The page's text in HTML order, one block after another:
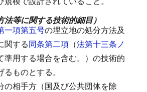
法等に関する技術的細目）
一項第五号の埋立地の処分方法及
関する同条第二項 （法第十三条ノ
準用する場合を含む。）の技術的
ものとする。
の相手方（国及び公共団体を除